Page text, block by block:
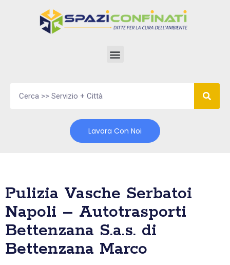
Lavora Con Noi
Pulizia Vasche Serbatoi
Napoli – Autotrasporti
Bettenzana S.a.s. di
Bettenzana Marco